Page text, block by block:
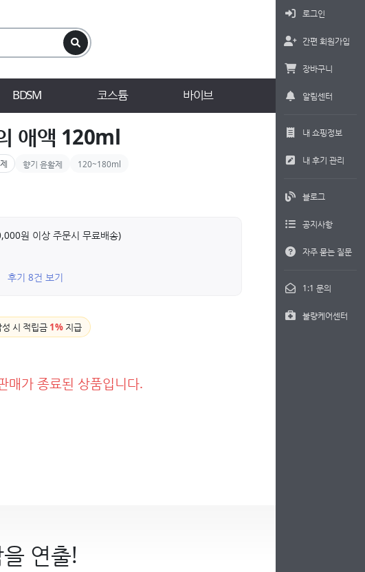
BDSM 코스튬 바이브
로그인
간편 회원가입
장바구니
알림센터
내 쇼핑정보
내 후기 관리
블로그
공지사항
자주 묻는 질문
1:1 문의
불량케어센터
애액 120ml
향기 윤활제 120~180ml
원 이상 주문시 무료배송)
후기 8건 보기
시 적립금 1% 지급
매가 종료된 상품입니다.
연출!